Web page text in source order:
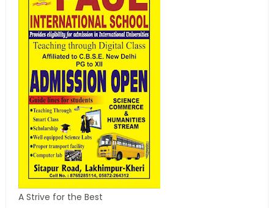
A Strive for the Best